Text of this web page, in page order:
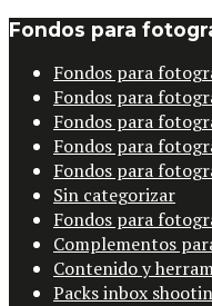
Fondos para
Fondos para
Fondos para
Fondos para
Fondos para
Fondos para
Sin categorizar
Fondos para
Complementos
Contenido y
Packs inbox